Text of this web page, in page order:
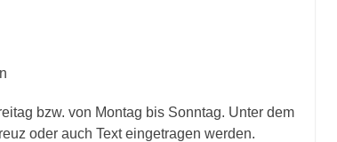
bzw. von Montag bis Sonntag. Unter dem
oder auch Text eingetragen werden.